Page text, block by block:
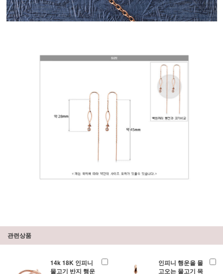
관련상품
14k 18K 인피니
물고기 반지 행운
인피니 행운을 몰
고오는 물고기 목